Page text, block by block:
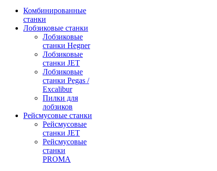
Комбинированные
станки
Лобзиковые станки
Лобзиковые
станки Hegner
Лобзиковые
станки JET
Лобзиковые
станки Pegas /
Excalibur
Пилки для
лобзиков
Рейсмусовые станки
Рейсмусовые
станки JET
Рейсмусовые
станки
PROMA